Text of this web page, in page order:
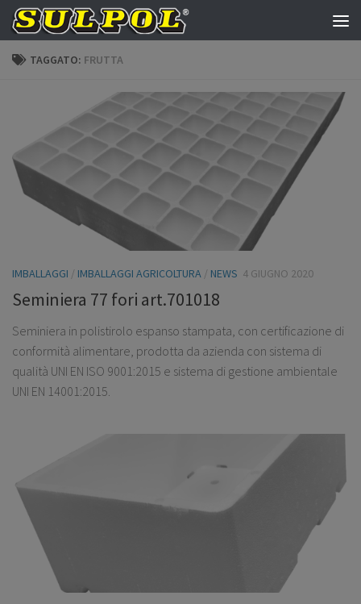
Salta al contenuto
TAGGATO: FRUTTA
IMBALLAGGI / IMBALLAGGI AGRICOLTURA / NEWS 4 GIUGNO 2020
Seminiera 77 fori art.701018
Seminiera in polistirolo espanso stampata, con certificazione di
conformità alimentare, prodotta da azienda con sistema di
qualità UNI EN ISO 9001:2015 e sistema di gestione ambientale
UNI EN 14001:2015.